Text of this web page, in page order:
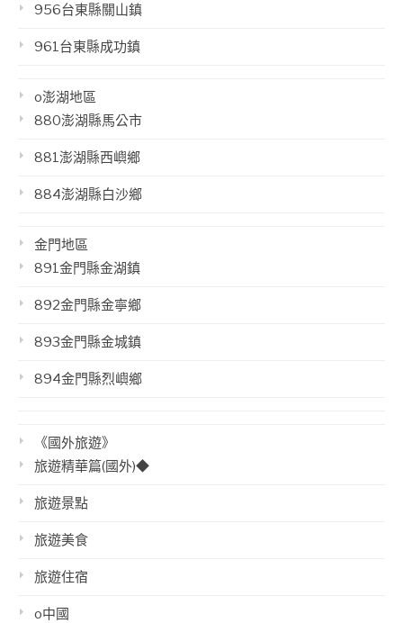
956台東縣關山鎮
961台東縣成功鎮
o澎湖地區
880澎湖縣馬公市
881澎湖縣西嶼鄉
884澎湖縣白沙鄉
金門地區
891金門縣金湖鎮
892金門縣金寧鄉
893金門縣金城鎮
894金門縣烈嶼鄉
《國外旅遊》
旅遊精華篇(國外)◆
旅遊景點
旅遊美食
旅遊住宿
o中國